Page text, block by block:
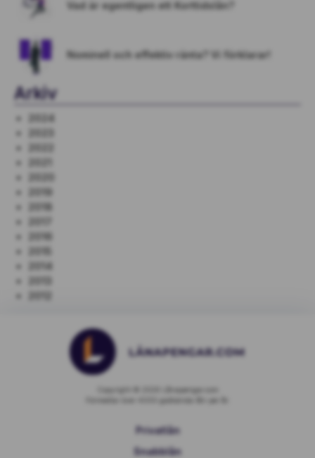
Vad är egentligen ett Korttidslån?
Nominell och effektiv ränta? Vi förklarar!
Arkiv
2024
2019
2018
2016
2014
Privatlån
Snabblån